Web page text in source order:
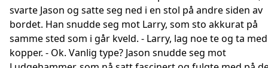
svarte Jason og satte seg ned i en stol på andre siden av
bordet. Han snudde seg mot Larry, som sto akkurat på
samme sted som i går kveld. - Larry, lag noe te og ta
kopper. - Ok. Vanlig type? Jason snudde seg mot